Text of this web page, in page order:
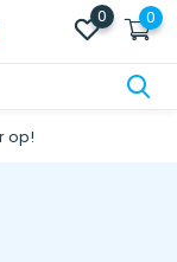
0 0
op!